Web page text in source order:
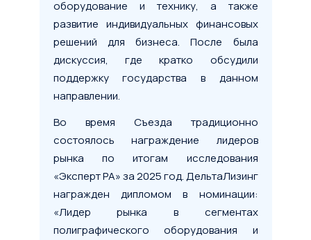
оборудование и технику, а также
развитие индивидуальных финансовых
решений для бизнеса. После была
дискуссия, где кратко обсудили
поддержку государства в данном
направлении.
Во время Съезда традиционно
состоялось награждение лидеров
рынка по итогам исследования
«Эксперт РА» за 2025 год. ДельтаЛизинг
награжден дипломом в номинации:
«Лидер рынка в сегментах
полиграфического оборудования и